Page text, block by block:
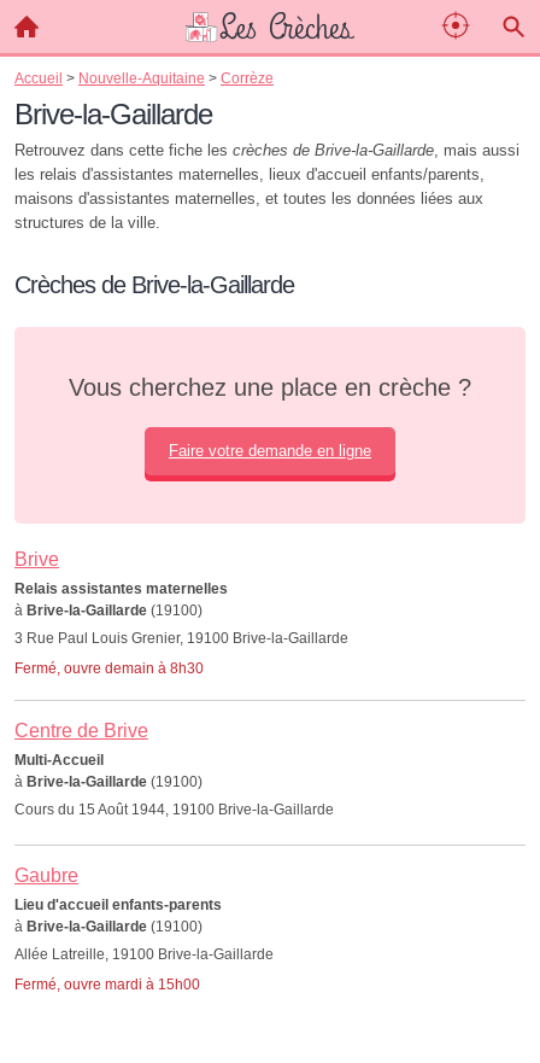
Accueil > Nouvelle-Aquitaine > Corrèze
Brive-la-Gaillarde
Retrouvez dans cette fiche les crèches de Brive-la-Gaillarde, mais aussi
les relais d'assistantes maternelles, lieux d'accueil enfants/parents,
maisons d'assistantes maternelles, et toutes les données liées aux
structures de la ville.
Crèches de Brive-la-Gaillarde
Vous cherchez une place en crèche ?
Faire votre demande en ligne
Brive
Relais assistantes maternelles
à Brive-la-Gaillarde (19100)
3 Rue Paul Louis Grenier, 19100 Brive-la-Gaillarde
Fermé, ouvre demain à 8h30
Centre de Brive
Multi-Accueil
à Brive-la-Gaillarde (19100)
Cours du 15 Août 1944, 19100 Brive-la-Gaillarde
Gaubre
Lieu d'accueil enfants-parents
à Brive-la-Gaillarde (19100)
Allée Latreille, 19100 Brive-la-Gaillarde
Fermé, ouvre mardi à 15h00